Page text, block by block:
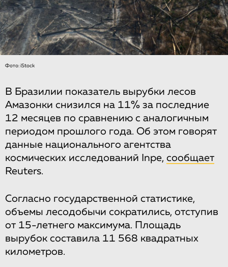
Фото: iStock
В Бразилии показатель вырубки лесов
Амазонки снизился на 11% за последние
12 месяцев по сравнению с аналогичным
периодом прошлого года. Об этом говорят
данные национального агентства
космических исследований Inpe, сообщает
Reuters.
Согласно государственной статистике,
объемы лесодобычи сократились, отступив
от 15-летнего максимума. Площадь
вырубок составила 11 568 квадратных
километров.